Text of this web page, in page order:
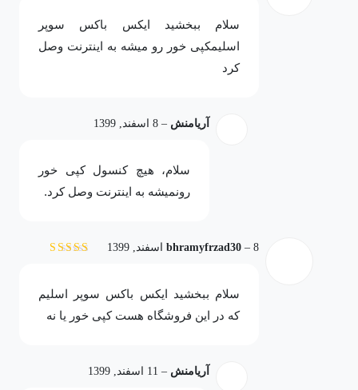
سلام ببخشید ایکس باکس سوپر
اسلیمکپی خور رو میشه به اینترنت وصل
کرد
آریامنش – 8 اسفند, 1399
سلام، هیچ کنسول کپی خور‌
رو‌نمیشه به اینترنت وصل کرد.
bhramyfrzad30 – 8 اسفند, 1399
سلام ببخشید ایکس باکس سوپر اسلیم
که در این فروشگاه هست کپی خور یا نه
آریامنش – 11 اسفند, 1399